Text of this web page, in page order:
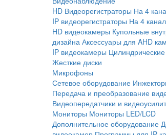
HD Видеорегистраторы На 4
IP видеорегистраторы На 4
HD видеокамеры Купольные
дизайна Аксессуары для AHD
IP видеокамеры Цилиндрические
Жесткие диски
Микрофоны
Сетевое оборудование
Передача и преобразование
Видеопередатчики и
Мониторы Мониторы LED/LCD
Дополнительное оборудование